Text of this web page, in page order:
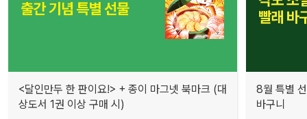
<달인만두 한 판이요!> + 종이 마그넷 북마크 (대
상도서 1권 이상 구매 시)
8월 특별
바구니